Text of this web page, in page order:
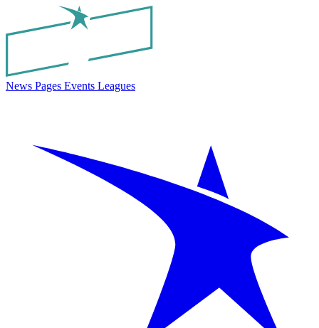
News Pages Events Leagues